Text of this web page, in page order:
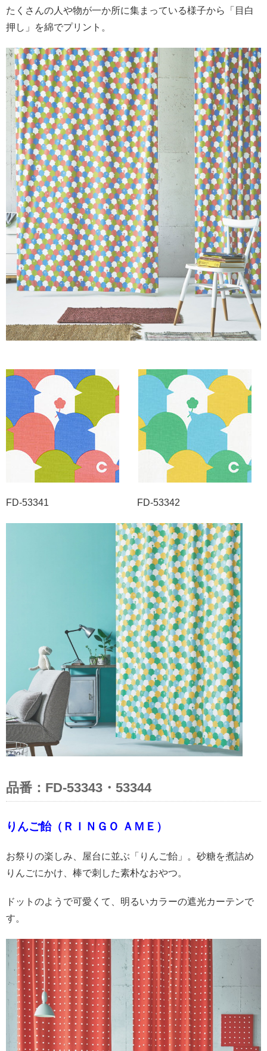
たくさんの人や物が一か所に集まっている様子から「目白
押し」を綿でプリント。
FD-53341 FD-53342
品番：FD-53343・53344
りんご飴（ＲＩＮＧＯ ＡＭＥ）
お祭りの楽しみ、屋台に並ぶ「りんご飴」。砂糖を煮詰め
りんごにかけ、棒で刺した素朴なおやつ。
ドットのようで可愛くて、明るいカラーの遮光カーテンで
す。